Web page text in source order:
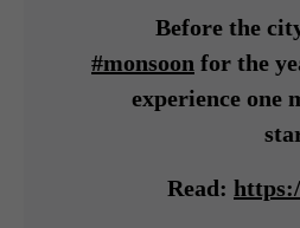
Before the
#monsoon for the
experience one
Read: